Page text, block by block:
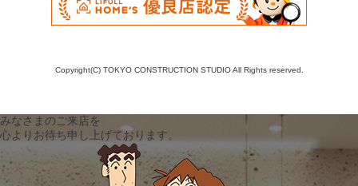
Copyright(C) TOKYO CONSTRUCTION STUDIO All Rights reserved.
みなさまのご来店を
心よりお待ち申し上げております。